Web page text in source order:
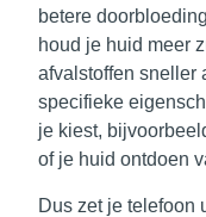
betere
houd je huid meer
afvalstoffen sneller
specifieke
je kiest,
of je huid ontdoen
Dus zet je telefoon